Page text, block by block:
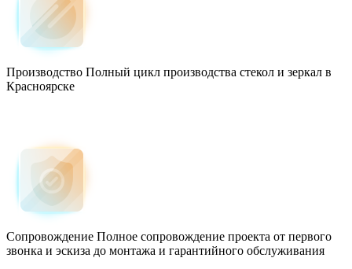
Производство Полный цикл производства стекол и зеркал в
Красноярске
Сопровождение Полное сопровождение проекта от первого
звонка и эскиза до монтажа и гарантийного обслуживания